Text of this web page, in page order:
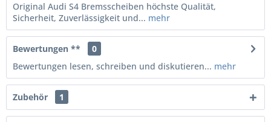
Original Audi S4 Bremsscheiben höchste Qualität,
Sicherheit, Zuverlässigkeit und... mehr
Bewertungen **
0
Bewertungen lesen, schreiben und diskutieren... mehr
Zubehör 1